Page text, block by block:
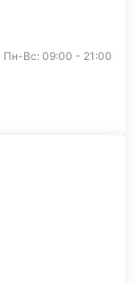
Пн-Вс: 09:00 - 21:00